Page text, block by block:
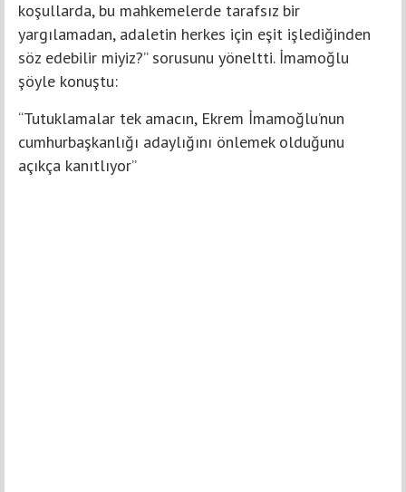
koşullarda, bu mahkemelerde tarafsız bir
yargılamadan, adaletin herkes için eşit işlediğinden
söz edebilir miyiz?” sorusunu yöneltti. İmamoğlu
şöyle konuştu:
“Tutuklamalar tek amacın, Ekrem İmamoğlu’nun
cumhurbaşkanlığı adaylığını önlemek olduğunu
açıkça kanıtlıyor”